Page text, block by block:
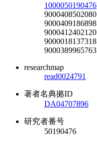
1000050190476
9000408502080
9000409186898
9000412402120
9000018137318
9000389965763
researchmap
read0024791
著者名典拠ID
DA04707896
研究者番号
50190476